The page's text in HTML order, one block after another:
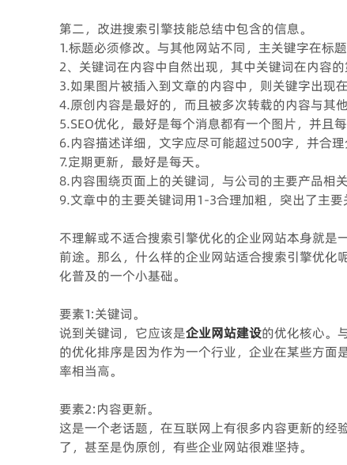
第二，改进搜索引擎技能总结中包含的信息。
1.标题必须修改。与其他网站不同，主关键字在标题
2、关键词在内容中自然出现，其中关键词在内容的
3.如果图片被插入到文章的内容中，则关键字出现
4.原创内容是最好的，而且被多次转载的内容与其
5.SEO优化，最好是每个消息都有一个图片，并且
6.内容描述详细，文字应尽可能超过500字，并合理
7.定期更新，最好是每天。
8.内容围绕页面上的关键词，与公司的主要产品相关
9.文章中的主要关键词用1-3合理加粗，突出了主要
不理解或不适合搜索引擎优化的企业网站本身就
前途。那么，什么样的企业网站适合搜索引擎优化
化普及的一个小基础。
要素1:关键词。
说到关键词，它应该是企业网站建设的优化核心。
的优化排序是因为作为一个行业，企业在某些方
率相当高。
要素2:内容更新。
这是一个老话题，在互联网上有很多内容更新的
了，甚至是伪原创，有些企业网站很难坚持。